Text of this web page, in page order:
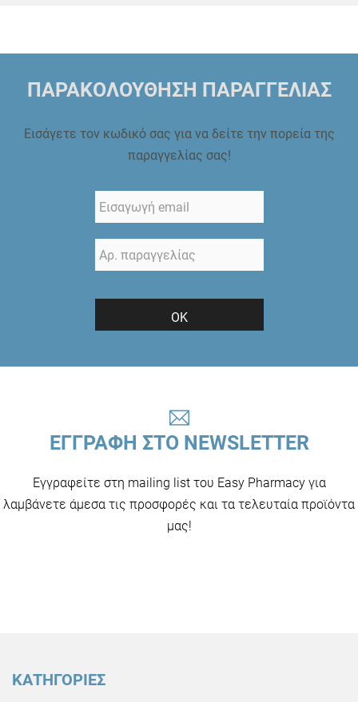
ΠΑΡΑΚΟΛΟΥΘΗΣΗ ΠΑΡΑΓΓΕΛΙΑΣ
Εισάγετε τον κωδικό σας για να δείτε την πορεία της
παραγγελίας σας!
ΟΚ
ΕΓΓΡΑΦΗ ΣΤΟ NEWSLETTER
Εγγραφείτε στη mailing list του Easy Pharmacy για
λαμβάνετε άμεσα τις προσφορές και τα τελευταία προϊόντα
μας!
ΚΑΤΗΓΟΡΙΕΣ